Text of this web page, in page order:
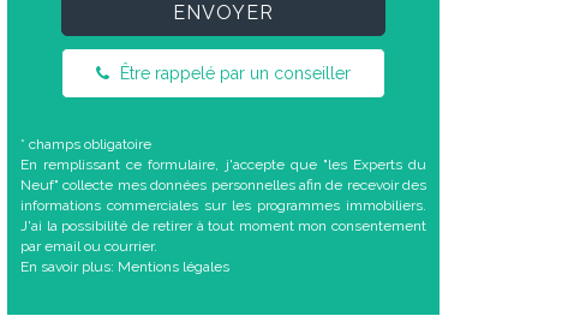
ENVOYER
Être rappelé par un conseiller
* champs obligatoire
En remplissant ce formulaire, j'accepte que "les Experts du
Neuf" collecte mes données personnelles afin de recevoir des
informations commerciales sur les programmes immobiliers.
J'ai la possibilité de retirer à tout moment mon consentement
par email ou courrier.
En savoir plus: Mentions légales